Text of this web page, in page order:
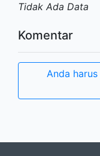
Tidak Ada Data
Komentar
Anda harus